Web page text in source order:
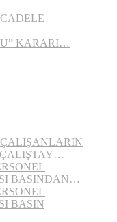
KARARI…
BASINDAN…
BASIN